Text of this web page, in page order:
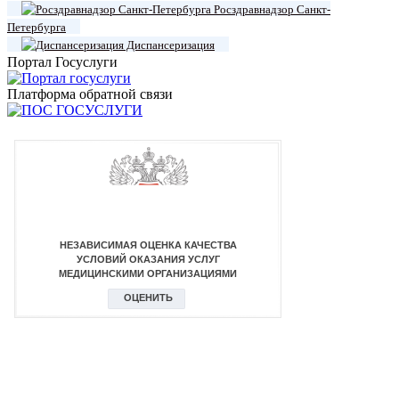
Росздравнадзор Санкт-
Петербурга
Диспансеризация
Портал Госуслуги
Платформа обратной связи